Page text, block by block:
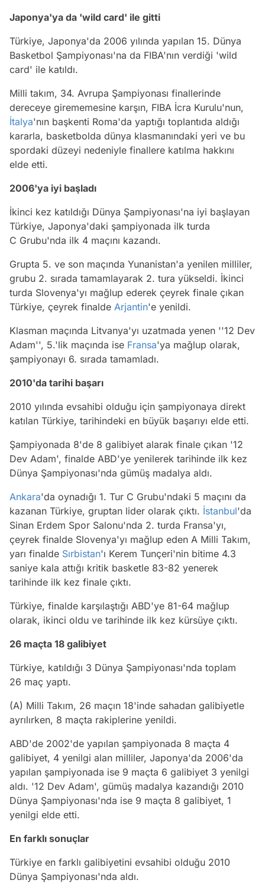
Japonya'ya da 'wild card' ile gitti
Türkiye, Japonya'da 2006 yılında yapılan 15. Dünya
Basketbol Şampiyonası'na da FIBA'nın verdiği 'wild
card' ile katıldı.
Milli takım, 34. Avrupa Şampiyonası finallerinde
dereceye girememesine karşın, FIBA İcra Kurulu'nun,
İtalya'nın başkenti Roma'da yaptığı toplantıda aldığı
kararla, basketbolda dünya klasmanındaki yeri ve bu
spordaki düzeyi nedeniyle finallere katılma hakkını
elde etti.
2006'ya iyi başladı
İkinci kez katıldığı Dünya Şampiyonası'na iyi başlayan
Türkiye, Japonya'daki şampiyonada ilk turda
C Grubu'nda ilk 4 maçını kazandı.
Grupta 5. ve son maçında Yunanistan'a yenilen milliler,
grubu 2. sırada tamamlayarak 2. tura yükseldi. İkinci
turda Slovenya'yı mağlup ederek çeyrek finale çıkan
Türkiye, çeyrek finalde Arjantin'e yenildi.
Klasman maçında Litvanya'yı uzatmada yenen ''12 Dev
Adam'', 5.'lik maçında ise Fransa'ya mağlup olarak,
şampiyonayı 6. sırada tamamladı.
2010'da tarihi başarı
2010 yılında evsahibi olduğu için şampiyonaya direkt
katılan Türkiye, tarihindeki en büyük başarıyı elde etti.
Şampiyonada 8'de 8 galibiyet alarak finale çıkan '12
Dev Adam', finalde ABD'ye yenilerek tarihinde ilk kez
Dünya Şampiyonası'nda gümüş madalya aldı.
Ankara'da oynadığı 1. Tur C Grubu'ndaki 5 maçını da
kazanan Türkiye, gruptan lider olarak çıktı. İstanbul'da
Sinan Erdem Spor Salonu'nda 2. turda Fransa'yı,
çeyrek finalde Slovenya'yı mağlup eden A Milli Takım,
yarı finalde Sırbistan'ı Kerem Tunçeri'nin bitime 4.3
saniye kala attığı kritik basketle 83-82 yenerek
tarihinde ilk kez finale çıktı.
Türkiye, finalde karşılaştığı ABD'ye 81-64 mağlup
olarak, ikinci oldu ve tarihinde ilk kez kürsüye çıktı.
26 maçta 18 galibiyet
Türkiye, katıldığı 3 Dünya Şampiyonası'nda toplam
26 maç yaptı.
(A) Milli Takım, 26 maçın 18'inde sahadan galibiyetle
ayrılırken, 8 maçta rakiplerine yenildi.
ABD'de 2002'de yapılan şampiyonada 8 maçta 4
galibiyet, 4 yenilgi alan milliler, Japonya'da 2006'da
yapılan şampiyonada ise 9 maçta 6 galibiyet 3 yenilgi
aldı. '12 Dev Adam', gümüş madalya kazandığı 2010
Dünya Şampiyonası'nda ise 9 maçta 8 galibiyet, 1
yenilgi elde etti.
En farklı sonuçlar
Türkiye en farklı galibiyetini evsahibi olduğu 2010
Dünya Şampiyonası'nda aldı.